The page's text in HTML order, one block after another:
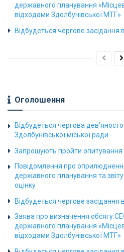
державного планування
відходами Здолбунівської МТГ»
Відбудеться чергове засідання
Оголошення
Відбудеться чергова
Здолбунівської міської ради
Запрошують пройти
Повідомлення про
державного планування та звіту
оцінку
Відбудеться чергове засідання
Заява про визначення обсягу
державного планування
відходами Здолбунівської МТГ»